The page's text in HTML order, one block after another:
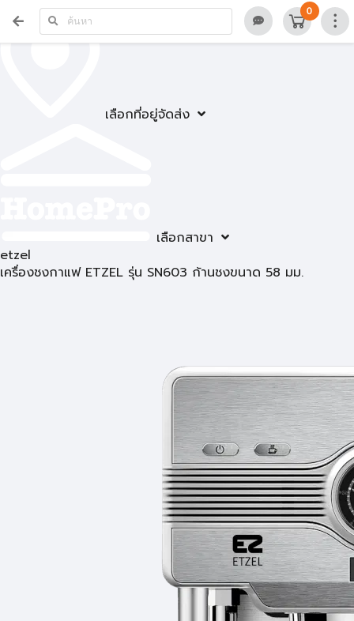
เลือกที่อยู่จัดส่ง
เลือกสาขา
0
etzel
เครื่องชงกาแฟ ETZEL รุ่น SN603 ก้านชงขนาด 58 มม.